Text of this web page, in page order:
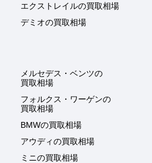
エクストレイルの買取相場
デミオの買取相場
メルセデス・ベンツの
買取相場
フォルクス・ワーゲンの
買取相場
BMWの買取相場
アウディの買取相場
ミニの買取相場